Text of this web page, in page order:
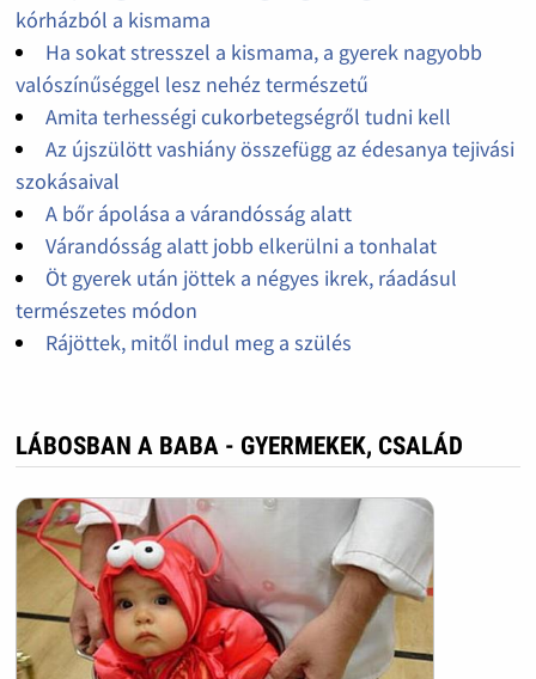
kórházból a kismama
Ha sokat stresszel a kismama, a gyerek nagyobb
valószínűséggel lesz nehéz természetű
Amita terhességi cukorbetegségről tudni kell
Az újszülött vashiány összefügg az édesanya tejivási
szokásaival
A bőr ápolása a várandósság alatt
Várandósság alatt jobb elkerülni a tonhalat
Öt gyerek után jöttek a négyes ikrek, ráadásul
természetes módon
Rájöttek, mitől indul meg a szülés
LÁBOSBAN A BABA - GYERMEKEK, CSALÁD